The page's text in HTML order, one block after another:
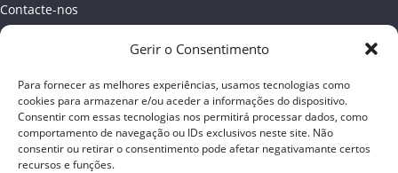
Gerir o Consentimento
Para fornecer as melhores experiências, usamos tecnologias como
cookies para armazenar e/ou aceder a informações do dispositivo.
Consentir com essas tecnologias nos permitirá processar dados, como
comportamento de navegação ou IDs exclusivos neste site. Não
consentir ou retirar o consentimento pode afetar negativamante certos
recursos e funções.
Contacte-nos
Newsletter
Publicidade